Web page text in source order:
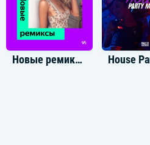
Новые ремиксы (2023)